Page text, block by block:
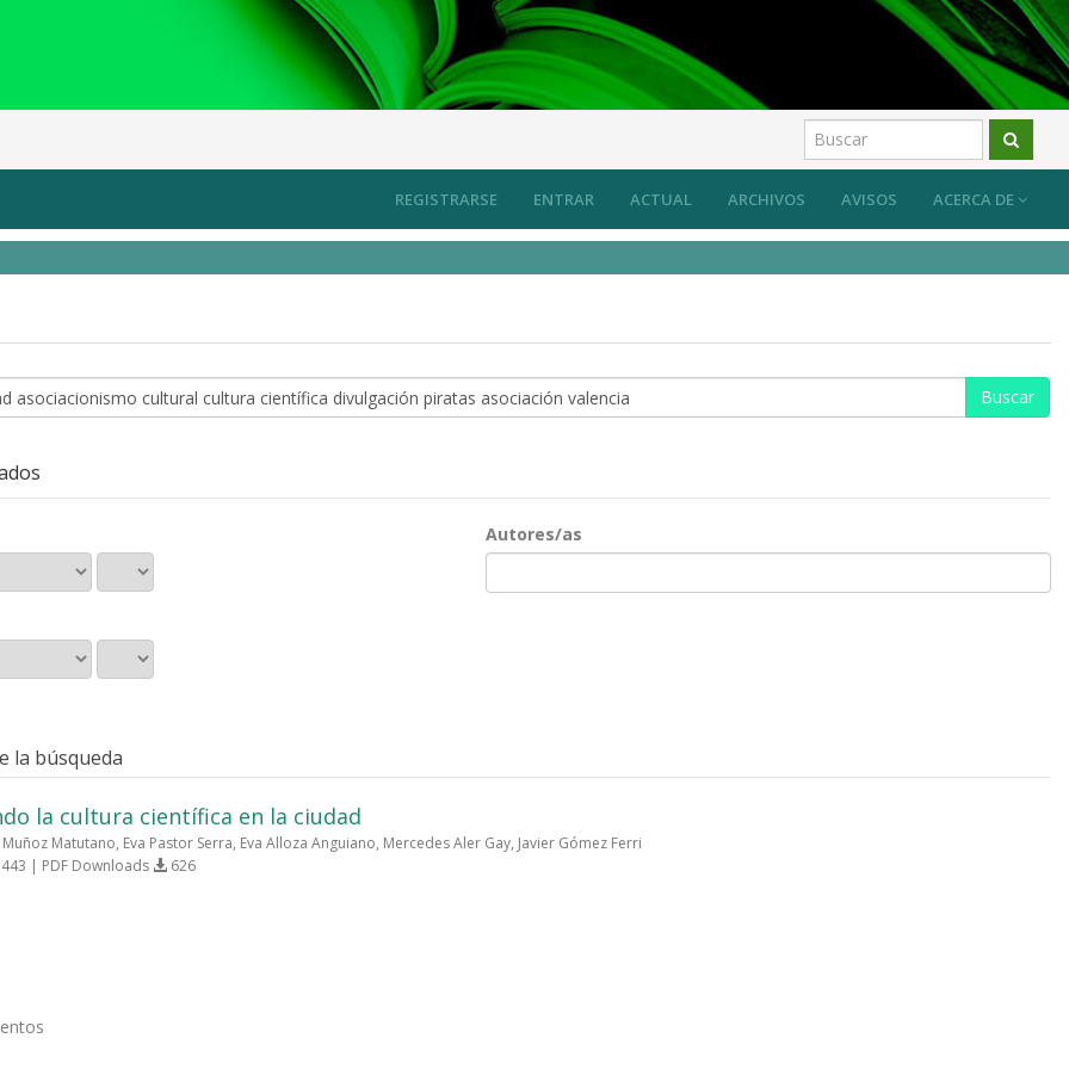
ACTUAL ARCHIVOS AVISOS ACERCA DE
REGISTRARSE ENTRAR
Autores/as
la búsqueda
la cultura científica en la ciudad
Matutano, Eva Pastor Serra, Eva Alloza Anguiano, Mercedes Aler Gay, Javier Gómez Ferri
| PDF Downloads 626